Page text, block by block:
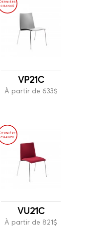
VP21C
À partir de 633$
VU21C
À partir de 821$